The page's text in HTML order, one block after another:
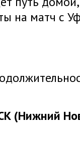
на матч с
(Нижний